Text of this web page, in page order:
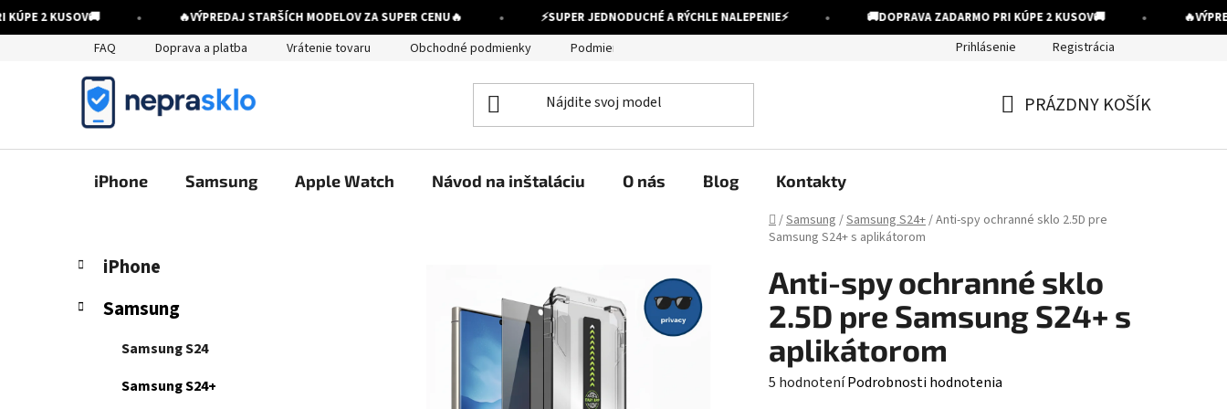
2 KUSOV🚚 VÝPREDAJ STARŠÍCH MODELOV ZA SUPER CENU🔥 SUPER JEDNODUCHÉ A RÝCHLE NALEPENIE⚡ DOPRAVA ZADARMO PRI KÚPE 2 KUSOV🚚
FAQ Doprava a platba Vrátenie tovaru Obchodné podmienky Podmienky ochrany osobných údajov Prihlásenie Registrácia
PRÁZDNY KOŠÍK
iPhone Samsung Apple Watch Návod na inštaláciu O nás Blog Kontakty
Domov
/Samsung /Samsung S24+/Anti-spy ochranné sklo 2.5D pre
Samsung S24+ s aplikátorom
B
č
Preskočiť
kategórie
K
a
t
e
iPhone
Samsung
Samsung S24
Samsung S24+
Anti-spy ochranné sklo
2.5D pre Samsung S24+ s
aplikátorom
Priemerné
5 hodnoteníPodrobnosti hodnotenia